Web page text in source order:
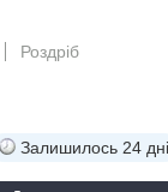
Роздріб
Залишилось 24 дні